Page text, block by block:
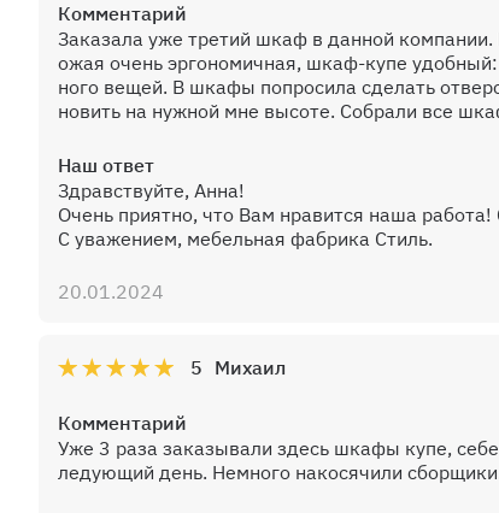
Комментарий
Заказала уже третий шкаф в данной
ожая очень эргономичная, шкаф-купе
ного вещей. В шкафы попросила сделать
новить на нужной мне высоте. Собрали все
Наш ответ
Здравствуйте, Анна!
Очень приятно, что Вам нравится наша
С уважением, мебельная фабрика Стиль.
20.01.2024
5 Михаил
Комментарий
Уже 3 раза заказывали здесь шкафы купе,
ледующий день. Немного накосячили